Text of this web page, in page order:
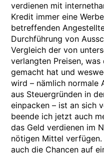
verdienen mit
Kredit immer eine
betreffenden
Durchführung von
Vergleich der von
verlangten Preisen,
gemacht hat und
wird – nämlich normale
aus Steuergründen in
einpacken – ist an sich
beende ich jetzt auch
das Geld verdienen im
nötigen Mittel
auch die Chancen auf